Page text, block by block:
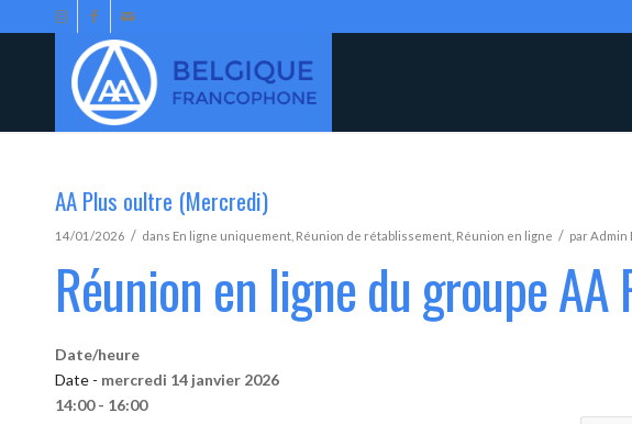
AA Plus oultre (Mercredi)
14/01/2026 / dans En ligne uniquement Réunion de rétablissement Réunion en ligne / parAdmin
Réunion en ligne du groupe
Date/heure
Date - mercredi 14 janvier 2026
14:00 - 16:00